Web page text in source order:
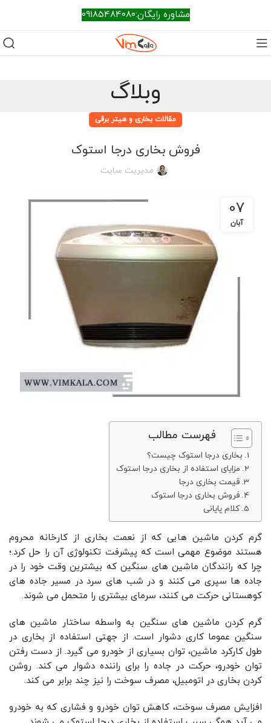
مشاوره رایگان:09185484080
وبلاگ
مقالات بخاری و هیتر برقی
فروش بخاری درجا استوک
مدیریت سایت
07
آبان
فهرست مطالب
بخاری درجا استوک چیست؟
مزایای استفاده از بخاری درجا استوک
قیمت بخاری درجا
فروش بخاری درجا استوک
کلام پایانی
گرم کردن ماشین هایی که از نعمت بخاری از کارخانه محروم
هستند موضوع مهمی است که پیشرفت تکنولوژی آن را حل کرد.؛
چرا که رانندگان ماشین های سنگین که بیشترین وقت خود را در
جاده ها سپری می کنند و در شب های سرد در مسیر جاده های
کوهستانی حرکت می کنند، سرمای بیشتری را متحمل می شوند.
گرم کردن ماشین های سنگین به واسطه ساختار ماشین های
سنگین عموما کاری دشوار است. از جهتی استفاده از بخاری در
طول کارکرد ماشین، توان بسیاری از خودرو می گیرد. از دست رفتن
توان خودرو، حرکت در جاده را برای راننده دشوار می کند. روشن
کردن بخاری در اتومبیل، مصرف سوخت را نیز چند برابر می کند.
افزایش مصرف سوخت، کاهش توان خودرو و فشاری که به خودرو